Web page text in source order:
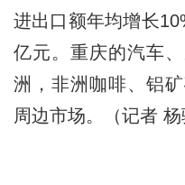
进出口额年均增长
亿元。重庆的汽车
洲，非洲咖啡、铝
周边市场。（记者 杨